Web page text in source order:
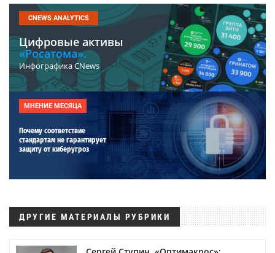
CNEWS ANALYTICS
Цифровые активы
«Росатома».
Инфографика CNews
МНЕНИЕ МЕСЯЦА
Почему соответствие
стандартам не гарантирует
защиту от киберугроз
ДРУГИЕ МАТЕРИАЛЫ РУБРИКИ